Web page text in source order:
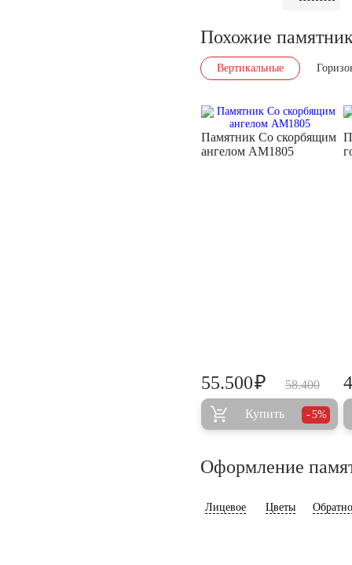
Похожие
Вертикальные
Памятник Со скорбящим
ангелом AM1805
58.400
55.500₽
Купить 5%
Оформление
Лицевое Цветы